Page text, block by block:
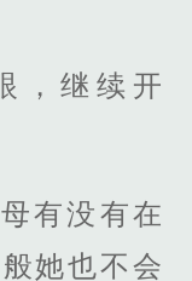
，继续开
有没有在
她也不会